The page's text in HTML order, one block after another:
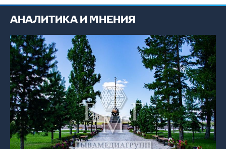
АНАЛИТИКА И МНЕНИЯ